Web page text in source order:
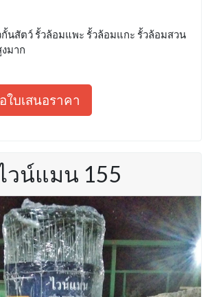
กั้นสัตว์ รั้วล้อมแพะ รั้วล้อมแกะ รั้วล้อมสวน
มาก
ใบเสนอราคา
วน์แมน 155